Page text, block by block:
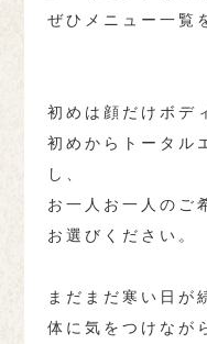
ぜひメニュー一覧
初めは顔だけボデ
初めからトータル
し、
お一人お一人のご
お選びください。
まだまだ寒い日が
体に気をつけなが